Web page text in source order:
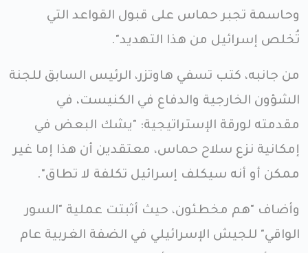
وحاسمة تجبر حماس على قبول القواعد التي
تُخلص إسرائيل من هذا التهديد".
من جانبه، كتب تسفي هاوتزر، الرئيس السابق للجنة
الشؤون الخارجية والدفاع في الكنيست، في
مقدمته لورقة الإستراتيجية: "يشك البعض في
إمكانية نزع سلاح حماس، معتقدين أن هذا إما غير
ممكن أو أنه سيكلف إسرائيل تكلفة لا تطاق".
وأضاف "هم مخطئون، حيث أثبتت عملية "السور
الواقي" للجيش الإسرائيلي في الضفة الغربية عام